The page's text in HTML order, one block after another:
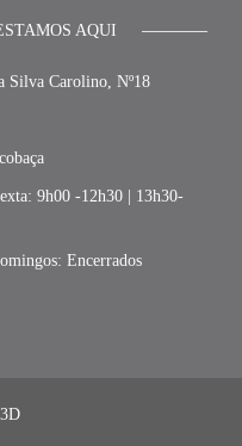
AQUI
Silva Carolino, Nº18
9h00 -12h30 | 13h30-
Encerrados